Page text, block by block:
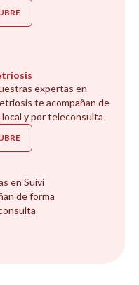
expertas en
te acompañan de
local y por teleconsulta
en Suivi
de forma